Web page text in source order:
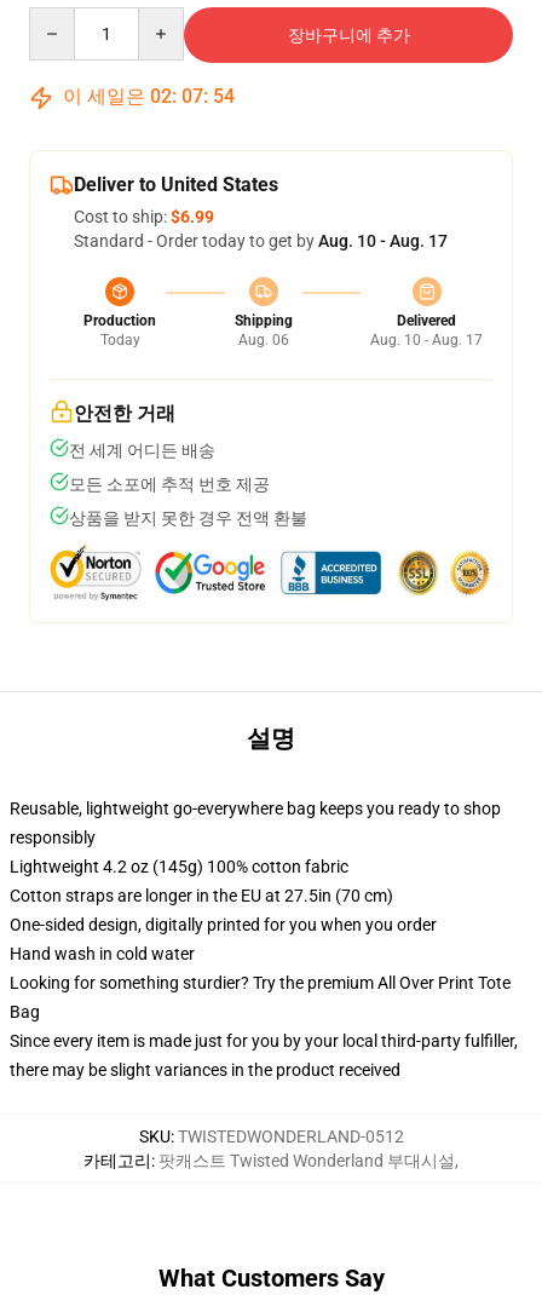
장바구니에 추가
이 세일은 02: 07: 54
Deliver to United States
Cost to ship:$6.99
Standard - Order today to get byAug. 10 - Aug. 17
Production
Today
Shipping
Aug. 06
Delivered
Aug. 10 - Aug. 17
안전한 거래
전 세계 어디든 배송
모든 소포에 추적 번호 제공
상품을 받지 못한 경우 전액 환불
설명
Reusable, lightweight go-everywhere bag keeps you ready to shop
responsibly
Lightweight 4.2 oz (145g) 100% cotton fabric
Cotton straps are longer in the EU at 27.5in (70 cm)
One-sided design, digitally printed for you when you order
Hand wash in cold water
Looking for something sturdier? Try the premium All Over Print Tote
Bag
Since every item is made just for you by your local third-party fulfiller,
there may be slight variances in the product received
SKU:TWISTEDWONDERLAND-0512
카테고리: 팟캐스트 Twisted Wonderland 부대시설,
What Customers Say